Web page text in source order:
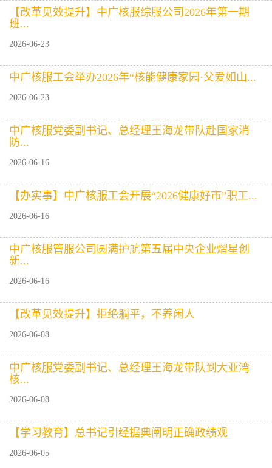
【改革见效提升】中广核服综服公司2026年第一期
班...
2026-06-23
中广核服工会举办2026年“核能健康家园·父爱如山...
2026-06-23
中广核服党委副书记、总经理王海龙带队赴国家消
防...
2026-06-16
【办实事】中广核服工会开展“2026健康好市”职工...
2026-06-16
中广核服管服公司圆满护航第五届中央企业熠星创
新...
2026-06-16
【改革见效提升】拒绝躺平，不养闲人
2026-06-08
中广核服党委副书记、总经理王海龙带队到大亚湾
核...
2026-06-08
【学习教育】总书记引经据典阐明正确政绩观
2026-06-05